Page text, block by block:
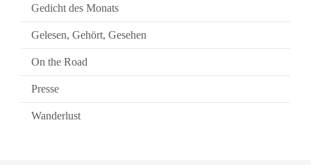
Gedicht des Monats
Gelesen, Gehört, Gesehen
On the Road
Presse
Wanderlust